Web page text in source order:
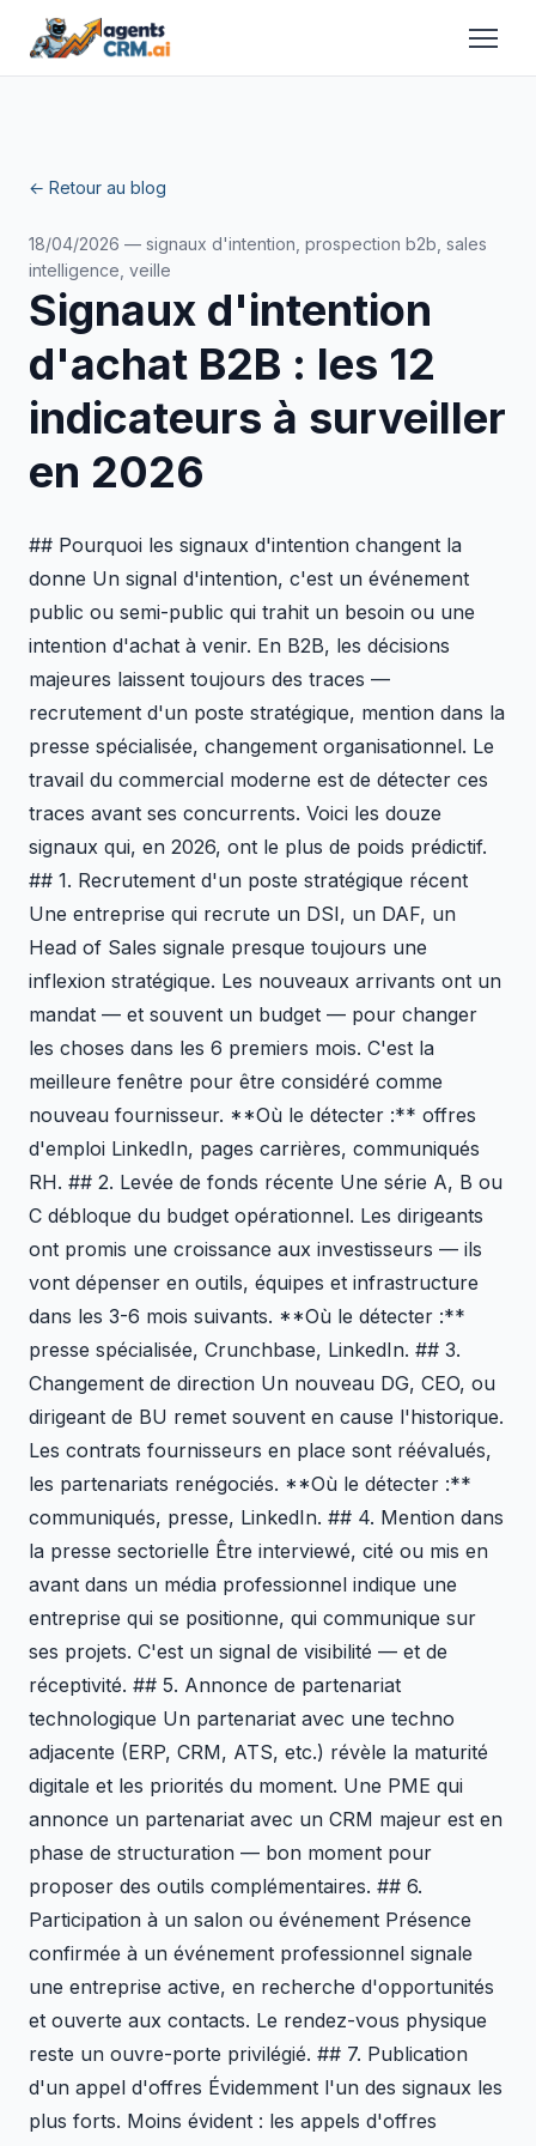
← Retour au blog
18/04/2026 — signaux d'intention, prospection b2b, sales
intelligence, veille
Signaux d'intention
d'achat B2B : les 12
indicateurs à surveiller
en 2026
## Pourquoi les signaux d'intention changent la
donne Un signal d'intention, c'est un événement
public ou semi-public qui trahit un besoin ou une
intention d'achat à venir. En B2B, les décisions
majeures laissent toujours des traces —
recrutement d'un poste stratégique, mention dans la
presse spécialisée, changement organisationnel. Le
travail du commercial moderne est de détecter ces
traces avant ses concurrents. Voici les douze
signaux qui, en 2026, ont le plus de poids prédictif.
## 1. Recrutement d'un poste stratégique récent
Une entreprise qui recrute un DSI, un DAF, un
Head of Sales signale presque toujours une
inflexion stratégique. Les nouveaux arrivants ont un
mandat — et souvent un budget — pour changer
les choses dans les 6 premiers mois. C'est la
meilleure fenêtre pour être considéré comme
nouveau fournisseur. **Où le détecter :** offres
d'emploi LinkedIn, pages carrières, communiqués
RH. ## 2. Levée de fonds récente Une série A, B ou
C débloque du budget opérationnel. Les dirigeants
ont promis une croissance aux investisseurs — ils
vont dépenser en outils, équipes et infrastructure
dans les 3-6 mois suivants. **Où le détecter :**
presse spécialisée, Crunchbase, LinkedIn. ## 3.
Changement de direction Un nouveau DG, CEO, ou
dirigeant de BU remet souvent en cause l'historique.
Les contrats fournisseurs en place sont réévalués,
les partenariats renégociés. **Où le détecter :**
communiqués, presse, LinkedIn. ## 4. Mention dans
la presse sectorielle Être interviewé, cité ou mis en
avant dans un média professionnel indique une
entreprise qui se positionne, qui communique sur
ses projets. C'est un signal de visibilité — et de
réceptivité. ## 5. Annonce de partenariat
technologique Un partenariat avec une techno
adjacente (ERP, CRM, ATS, etc.) révèle la maturité
digitale et les priorités du moment. Une PME qui
annonce un partenariat avec un CRM majeur est en
phase de structuration — bon moment pour
proposer des outils complémentaires. ## 6.
Participation à un salon ou événement Présence
confirmée à un événement professionnel signale
une entreprise active, en recherche d'opportunités
et ouverte aux contacts. Le rendez-vous physique
reste un ouvre-porte privilégié. ## 7. Publication
d'un appel d'offres Évidemment l'un des signaux les
plus forts. Moins évident : les appels d'offres